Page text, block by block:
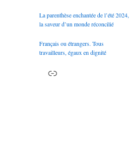
La parenthèse enchantée de l’été 2024,
la saveur d’un monde réconcilié
Français ou étrangers. Tous
travailleurs, égaux en dignité
Lien